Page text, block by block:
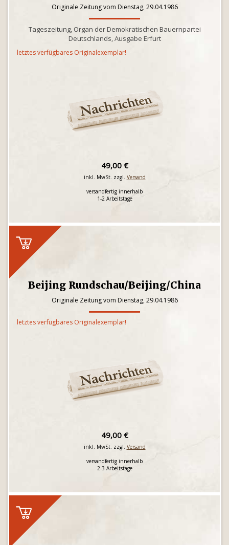
Originale Zeitung vom Dienstag, 29.04.1986
Tageszeitung, Organ der Demokratischen Bauernpartei
Deutschlands, Ausgabe Erfurt
letztes verfügbares Originalexemplar!
49,00 €
inkl. MwSt. zzgl. Versand
versandfertig innerhalb
1-2 Arbeitstage
Beijing Rundschau/Beijing/China
Originale Zeitung vom Dienstag, 29.04.1986
letztes verfügbares Originalexemplar!
49,00 €
inkl. MwSt. zzgl. Versand
versandfertig innerhalb
2-3 Arbeitstage